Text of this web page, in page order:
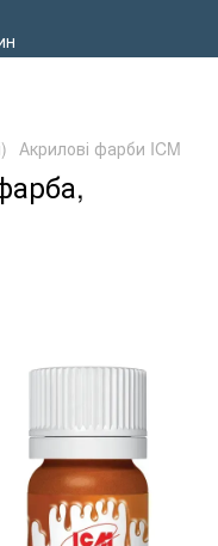
Акрилові фарби ICM